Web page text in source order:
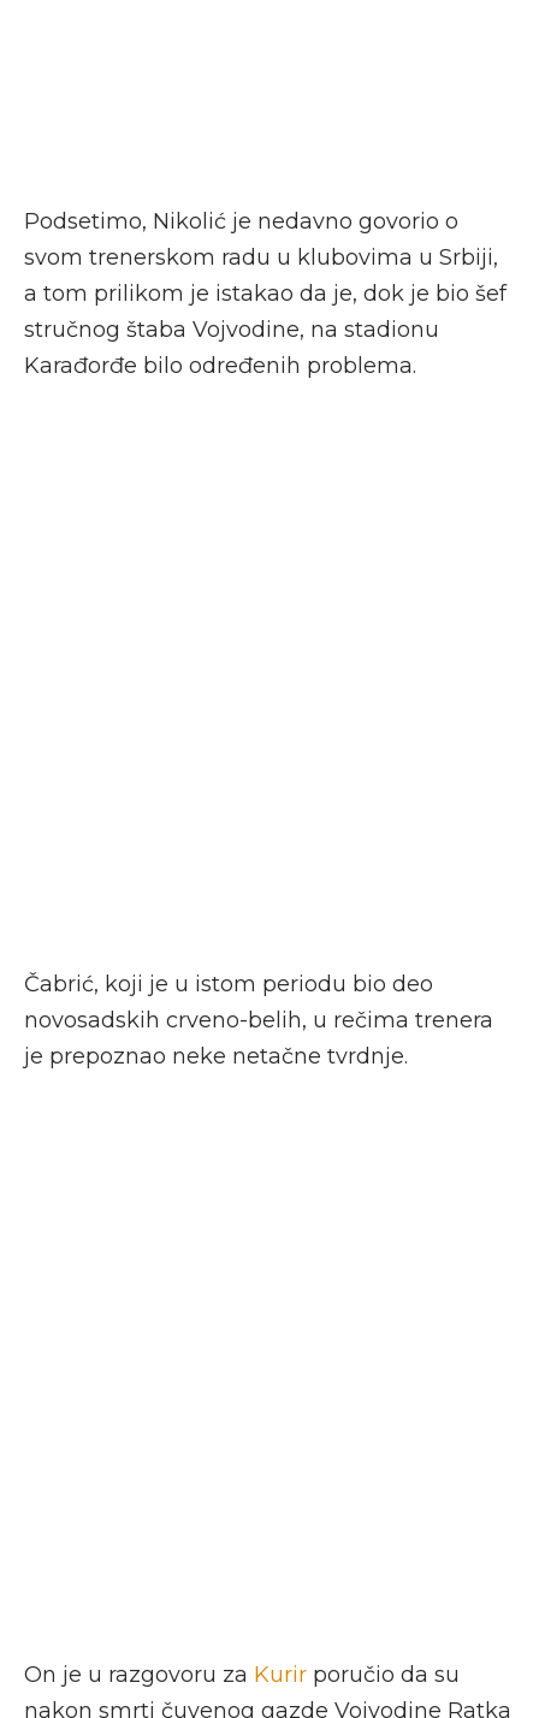
Podsetimo, Nikolić je nedavno govorio o
svom trenerskom radu u klubovima u Srbiji,
a tom prilikom je istakao da je, dok je bio šef
stručnog štaba Vojvodine, na stadionu
Karađorđe bilo određenih problema.
Čabrić, koji je u istom periodu bio deo
novosadskih crveno-belih, u rečima trenera
je prepoznao neke netačne tvrdnje.
On je u razgovoru za Kurir poručio da su
nakon smrti čuvenog gazde Vojvodine Ratka